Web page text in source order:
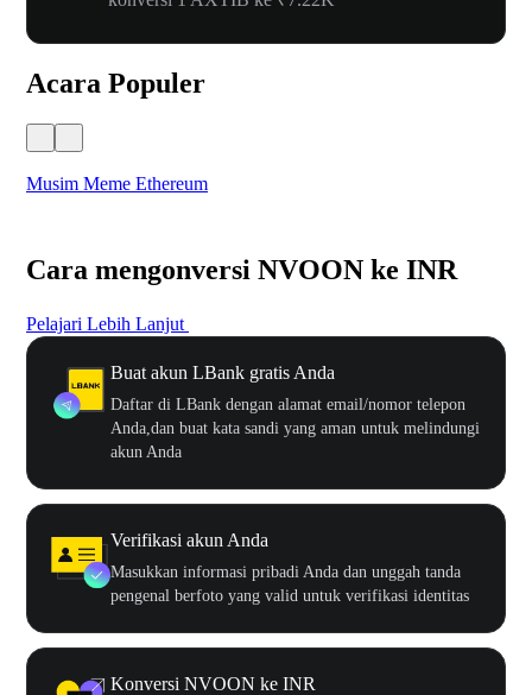
Acara Populer
Musim Meme Ethereum
Cara mengonversi NVOON ke INR
Pelajari Lebih Lanjut
Buat akun LBank gratis Anda
Daftar di LBank dengan alamat email/nomor telepon
Anda,dan buat kata sandi yang aman untuk melindungi
akun Anda
Verifikasi akun Anda
Masukkan informasi pribadi Anda dan unggah tanda
pengenal berfoto yang valid untuk verifikasi identitas
Konversi NVOON ke INR